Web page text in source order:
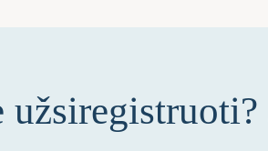
užsiregistruoti?